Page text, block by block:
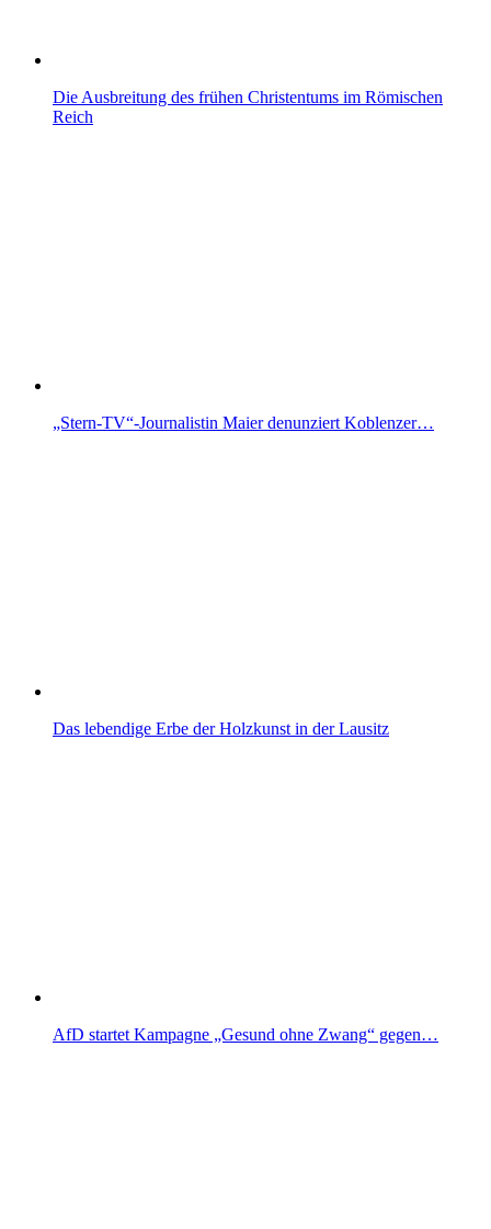
Die Ausbreitung des frühen Christentums im Römischen
Reich
„Stern-TV“-Journalistin Maier denunziert Koblenzer…
Das lebendige Erbe der Holzkunst in der Lausitz
AfD startet Kampagne „Gesund ohne Zwang“ gegen…